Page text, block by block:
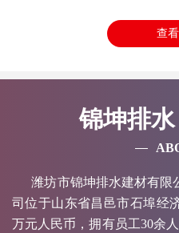
查
锦坤排水
潍坊市锦坤排水建材有限
司位于山东省昌邑市石埠经
万元人民币，拥有员工30余